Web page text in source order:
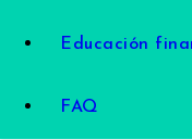
Educación
FAQ